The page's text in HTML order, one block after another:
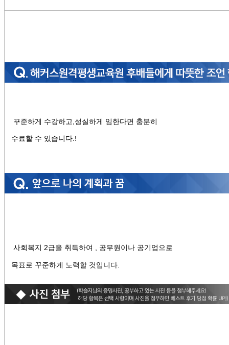
꾸준하게 수강하고,성실하게 임한다면 충분히
수료할 수 있습니다.!
사회복지 2급을 취득하여 , 공무원이나 공기업으로
목표로 꾸준하게 노력할 것입니다.